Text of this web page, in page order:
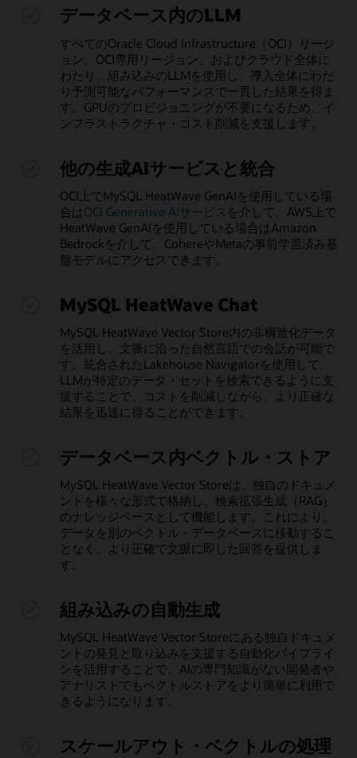
データベース内のLLM
すべてのOracle Cloud Infrastructure（OCI）リージ
ョン、OCI専用リージョン、およびクラウド全体に
わたり、組み込みのLLMを使用し、導入全体にわた
り予測可能なパフォーマンスで一貫した結果を得ま
す。GPUのプロビジョニングが不要になるため、イ
ンフラストラクチャ・コスト削減を支援します。
他の生成AIサービスと統合
OCI上でMySQL HeatWave GenAIを使用している場
合はOCI Generative AIサービス を介して、AWS上で
HeatWave GenAIを使用している場合はAmazon
Bedrockを介して、CohereやMetaの事前学習済み基
盤モデルにアクセスできます。
MySQL HeatWave Chat
MySQL HeatWave Vector Store内の非構造化データ
を活用し、文脈に沿った自然言語での会話が可能で
す。統合されたLakehouse Navigatorを使用して、
LLMが特定のデータ・セットを検索できるように支
援することで、コストを削減しながら、より正確な
結果を迅速に得ることができます。
データベース内ベクトル・ストア
MySQL HeatWave Vector Storeは、独自のドキュメ
ントを様々な形式で格納し、検索拡張生成（RAG）
のナレッジベースとして機能します。これにより、
データを別のベクトル・データベースに移動するこ
となく、より正確で文脈に即した回答を提供しま
す。
組み込みの自動生成
MySQL HeatWave Vector Storeにある独自ドキュメ
ントの発見と取り込みを支援する自動化パイプライ
ンを活用することで、AIの専門知識がない開発者や
アナリストでもベクトルストアをより簡単に利用で
きるようになります。
スケールアウト・ベクトルの処理